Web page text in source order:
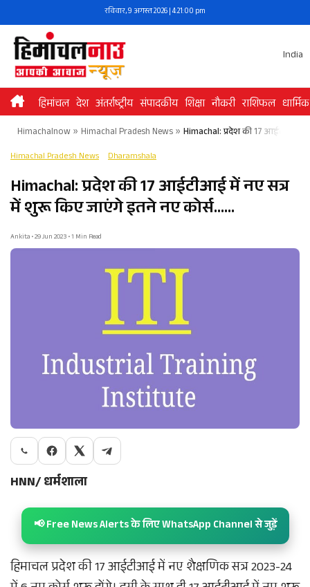
to
content
रविवार, 9 अगस्त 2026 | 4:21:01 pm
India
हिमांचल देश अंतर्राष्ट्रीय संपादकीय शिक्षा नौकरी राशिफल धार्मिक
Himachalnow» Himachal Pradesh News» Himachal: प्रदेश की 17 आईटीआई
Himachal Pradesh News Dharamshala
Himachal: प्रदेश की 17 आईटीआई में नए सत्र
में शुरू किए जाएंगे इतने नए कोर्स……
Ankita • 29 Jun 2023 • 1 Min Read
HNN/ धर्मशाला
📢 Free News Alerts के लिए WhatsApp Channel से जुड़ें
हिमाचल प्रदेश की 17 आईटीआई में नए शैक्षणिक सत्र 2023-24